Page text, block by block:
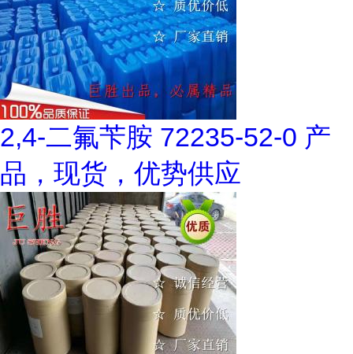
2,4-二氟苄胺 72235-52-0 产
品，现货，优势供应